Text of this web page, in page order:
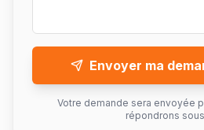
Envoyer ma
Votre demande sera envoyée
répondrons